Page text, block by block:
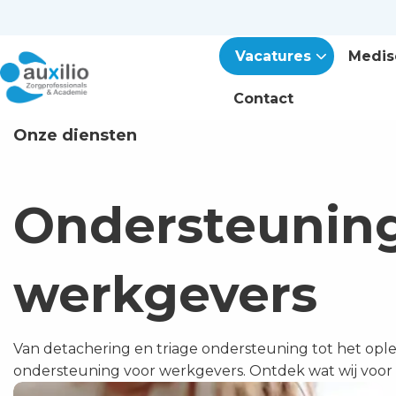
Vacatures
Contact
Onze diensten
werkgevers
Van detachering en triage ondersteuning tot het
ondersteuning voor werkgevers. Ontdek wat wij
Lees